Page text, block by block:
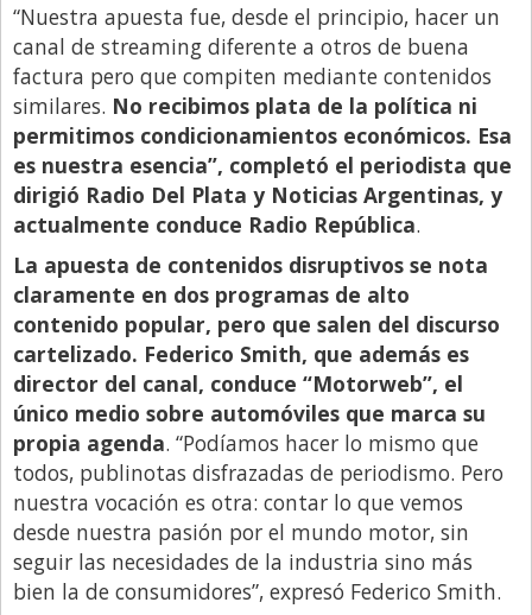
“Nuestra apuesta fue, desde el principio, hacer un
canal de streaming diferente a otros de buena
factura pero que compiten mediante contenidos
similares. No recibimos plata de la política ni
permitimos condicionamientos económicos. Esa
es nuestra esencia”, completó el periodista que
dirigió Radio Del Plata y Noticias Argentinas, y
actualmente conduce Radio República.
La apuesta de contenidos disruptivos se nota
claramente en dos programas de alto
contenido popular, pero que salen del discurso
cartelizado. Federico Smith, que además es
director del canal, conduce “Motorweb”, el
único medio sobre automóviles que marca su
propia agenda. “Podíamos hacer lo mismo que
todos, publinotas disfrazadas de periodismo. Pero
nuestra vocación es otra: contar lo que vemos
desde nuestra pasión por el mundo motor, sin
seguir las necesidades de la industria sino más
bien la de consumidores”, expresó Federico Smith.